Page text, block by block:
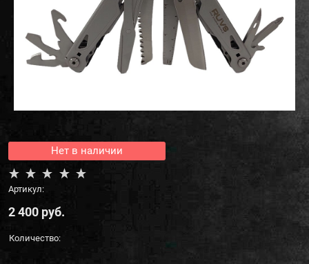
Нет в наличии
Артикул:
2 400 руб.
Количество: